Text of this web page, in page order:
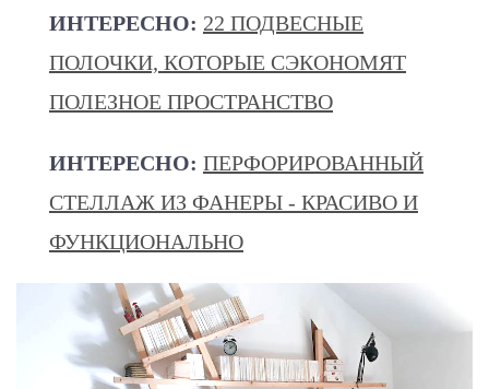
ИНТЕРЕСНО: 22 ПОДВЕСНЫЕ
ПОЛОЧКИ, КОТОРЫЕ СЭКОНОМЯТ
ПОЛЕЗНОЕ ПРОСТРАНСТВО
ИНТЕРЕСНО: ПЕРФОРИРОВАННЫЙ
СТЕЛЛАЖ ИЗ ФАНЕРЫ - КРАСИВО И
ФУНКЦИОНАЛЬНО